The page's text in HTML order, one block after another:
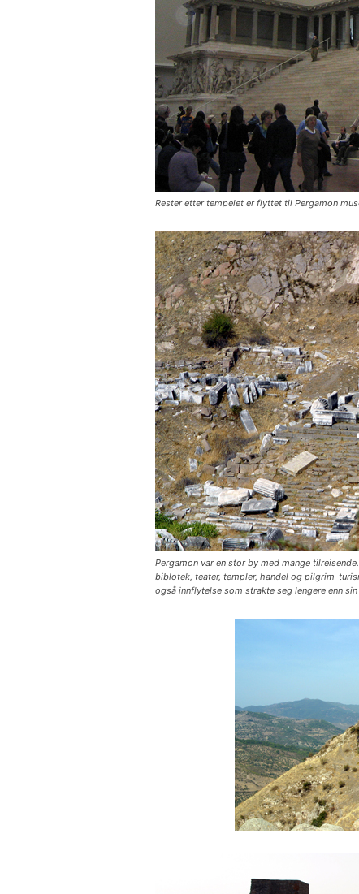
Rester etter tempelet er flyttet til Pergamon
Pergamon var en stor by med mange
biblotek, teater, templer, handel og pilgrim-
også innflytelse som strakte seg lengere enn